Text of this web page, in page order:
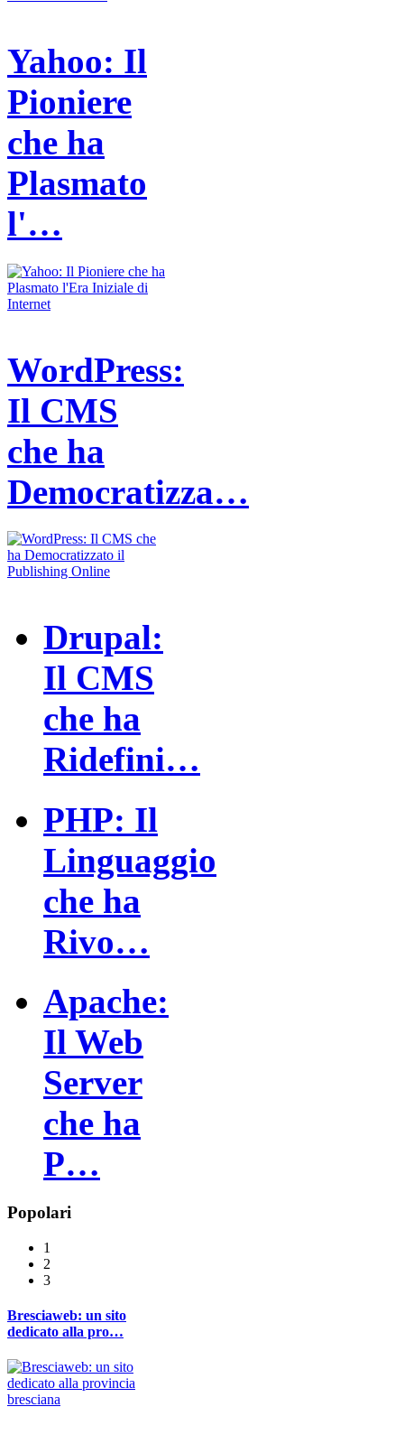
Yahoo: Il
Pioniere
che ha
Plasmato
l'…
WordPress:
Il CMS
che ha
Democratizza…
Drupal:
Il CMS
che ha
Ridefini…
PHP: Il
Linguaggio
che ha
Rivo…
Apache:
Il Web
Server
che ha
P…
Popolari
1
2
3
Bresciaweb: un sito
dedicato alla pro…